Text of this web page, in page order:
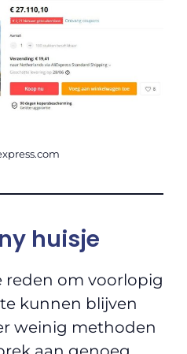
huisje
reden om voorlopig
kunnen blijven
weinig methoden